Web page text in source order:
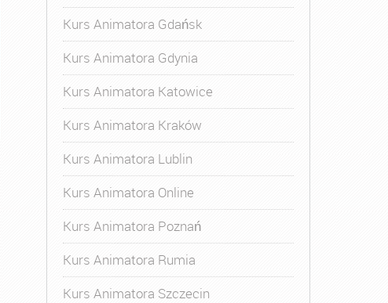
Kurs Animatora Gdańsk
Kurs Animatora Gdynia
Kurs Animatora Katowice
Kurs Animatora Kraków
Kurs Animatora Lublin
Kurs Animatora Online
Kurs Animatora Poznań
Kurs Animatora Rumia
Kurs Animatora Szczecin